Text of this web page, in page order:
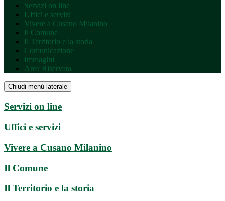
Servizi on line
Uffici e servizi
Vivere a Cusano Milanino
Il Comune
Il Territorio e la storia
Comunicazione
Immagini
Area Riservata
Chiudi menù laterale
Servizi on line
Uffici e servizi
Vivere a Cusano Milanino
Il Comune
Il Territorio e la storia